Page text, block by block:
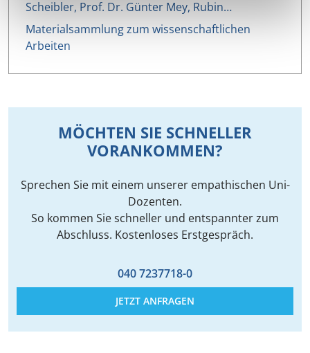
Scheibler, Prof. Dr. Günter Mey, Rubin…
Materialsammlung zum wissenschaftlichen
Arbeiten
MÖCHTEN SIE SCHNELLER
VORANKOMMEN?
Sprechen Sie mit einem unserer empathischen Uni-
Dozenten.
So kommen Sie schneller und entspannter zum
Abschluss. Kostenloses Erstgespräch.
040 7237718-0
JETZT ANFRAGEN